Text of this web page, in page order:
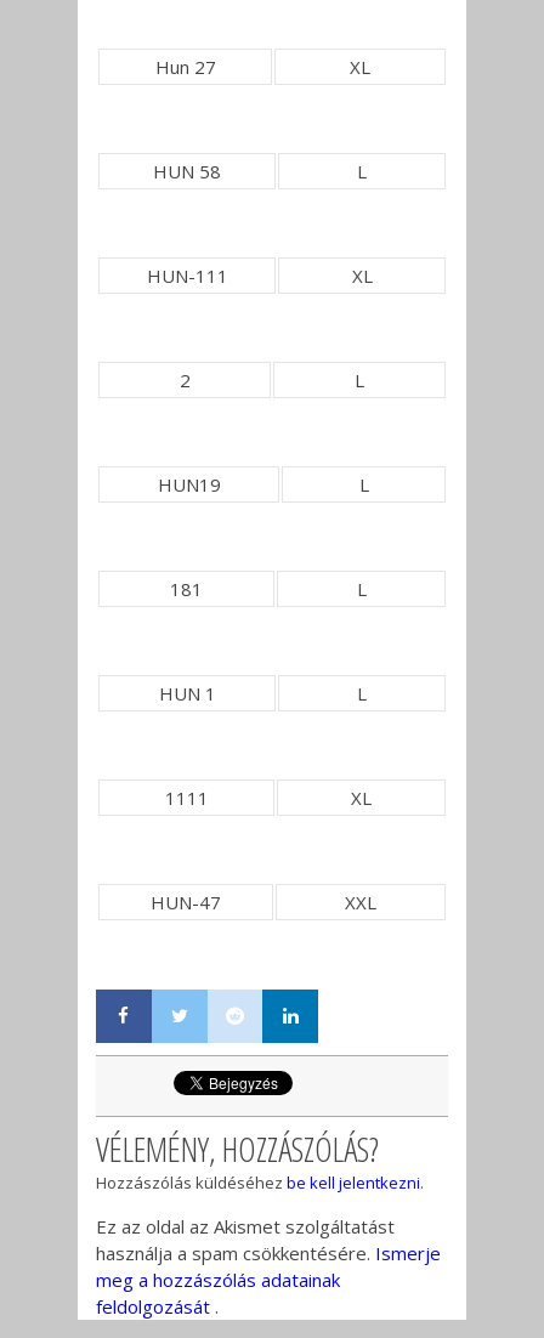
Hun 27 XL
HUN 58 L
HUN-111 XL
2 L
HUN19 L
181 L
HUN 1 L
1111 XL
HUN-47 XXL
VÉLEMÉNY, HOZZÁSZÓLÁS?
Hozzászólás küldéséhez be kell jelentkezni.
Ez az oldal az Akismet szolgáltatást
használja a spam csökkentésére. Ismerje
meg a hozzászólás adatainak
feldolgozását .